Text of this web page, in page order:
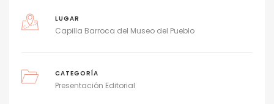
LUGAR
Capilla Barroca del Museo del Pueblo
CATEGORÍA
Presentación Editorial